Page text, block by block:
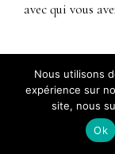
avec qui vous
2 : Le lieu de
Cérémonie
soirée.
Tout ne se
Nous utilisons
expérience sur
site, nous
Ok